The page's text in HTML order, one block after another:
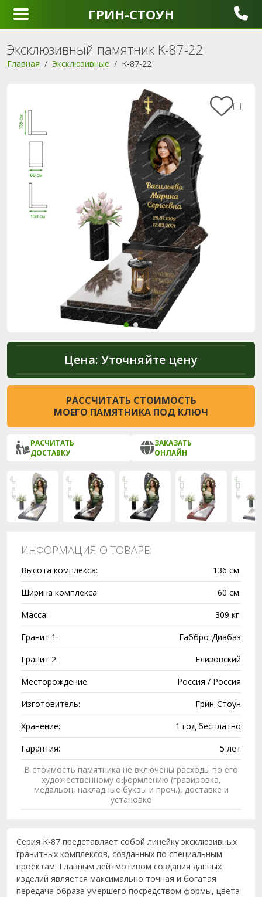
ГРИН-СТОУН
Эксклюзивный памятник K-87-22
Главная Эксклюзивные K-87-22
Цена: Уточняйте цену
РАССЧИТАТЬ СТОИМОСТЬ
МОЕГО ПАМЯТНИКА ПОД КЛЮЧ
РАСЧИТАТЬ
ДОСТАВКУ
ЗАКАЗАТЬ
ОНЛАЙН
ИНФОРМАЦИЯ О ТОВАРЕ:
Высота комплекса:
136 см.
Ширина комплекса:
60 см.
Масса:
309 кг.
Гранит 1:
Габбро-Диабаз
Гранит 2:
Елизовский
Месторождение:
Россия / Россия
Изготовитель:
Грин-Стоун
Хранение:
1 год бесплатно
Гарантия:
5 лет
В стоимость памятника не включены расходы по его
художественному оформлению (гравировка,
медальон, накладные буквы и проч.), доставке и
установке
Серия K-87 представляет собой линейку эксклюзивных
гранитных комплексов, созданных по специальным
проектам. Главным лейтмотивом создания данных
изделий является максимально точная и богатая
передача образа умершего посредством формы, цвета